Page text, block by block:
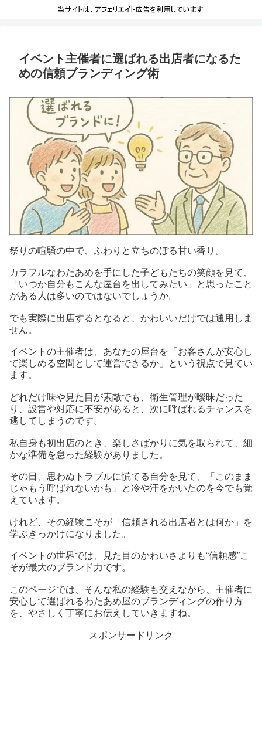
イベント主催者に選ばれる出店者になるた
めの信頼ブランディング術
祭りの喧騒の中で、ふわりと立ちのぼる甘い香り。
カラフルなわたあめを手にした子どもたちの笑顔を見て、
「いつか自分もこんな屋台を出してみたい」と思ったこと
がある人は多いのではないでしょうか。
でも実際に出店するとなると、かわいいだけでは通用しま
せん。
イベントの主催者は、あなたの屋台を「お客さんが安心し
て楽しめる空間として運営できるか」という視点で見てい
ます。
どれだけ味や見た目が素敵でも、衛生管理が曖昧だった
り、設営や対応に不安があると、次に呼ばれるチャンスを
逃してしまうのです。
私自身も初出店のとき、楽しさばかりに気を取られて、細
かな準備を怠った経験がありました。
その日、思わぬトラブルに慌てる自分を見て、「このまま
じゃもう呼ばれないかも」と冷や汗をかいたのを今でも覚
えています。
けれど、その経験こそが「信頼される出店者とは何か」を
学ぶきっかけになりました。
イベントの世界では、見た目のかわいさよりも“信頼感”こ
そが最大のブランド力です。
このページでは、そんな私の経験も交えながら、主催者に
安心して選ばれるわたあめ屋のブランディングの作り方
を、やさしく丁寧にお伝えしていきますね。
スポンサードリンク